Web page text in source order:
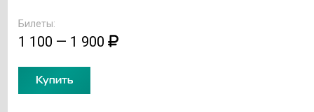
Билеты:
1 100 — 1 900
Купить